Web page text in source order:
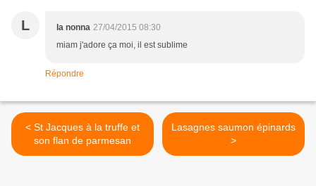
L la nonna 27/04/2015 08:30
miam j'adore ça moi, il est sublime
Répondre
< St Jacques à la truffe et
son flan de parmesan
Lasagnes saumon épinards
>